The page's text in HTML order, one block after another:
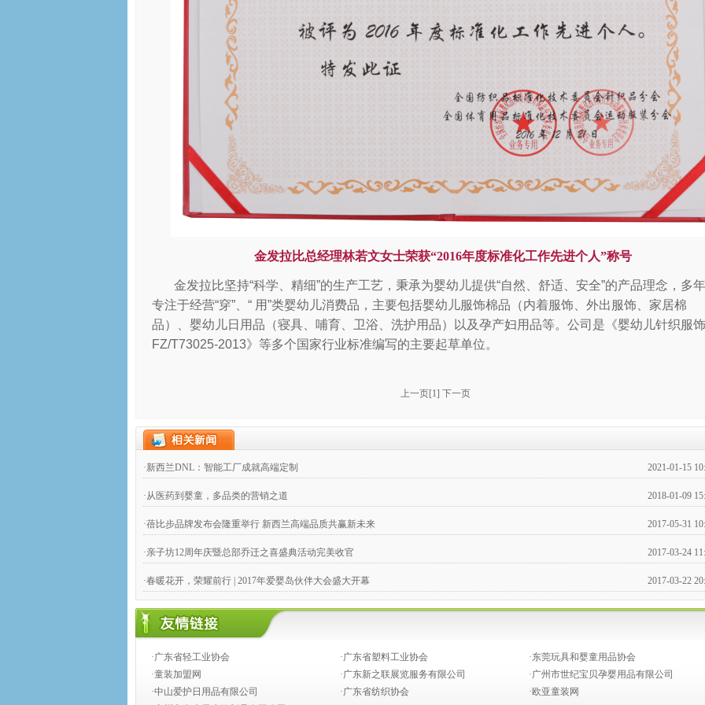
金发拉比总经理林若文女士荣获“2016年度标准化工作先进个人”称号
金发拉比坚持“科学、精细”的生产工艺，秉承为婴幼儿提供“自然、舒适、安全”的产品理念，多
专注于经营“穿” “ 用”类婴幼儿消费品，主要包括婴幼儿服饰棉品（内着服饰、外出服饰、家居棉
品）、婴幼儿日用品（寝具、哺育、卫浴、洗护用品）以及孕产妇用品等。公司是《婴幼儿针织服饰
FZ/T73025-2013》等多个国家行业标准编写的主要起草单位。
上一页[1] 下一页
·新西兰DNL：智能工厂成就高端定制 2021-01-15
·从医药到婴童，多品类的营销之道 2018-01-09
·蓓比步品牌发布会隆重举行 新西兰高端品质共赢新未来 2017-05-31
·亲子坊12周年庆暨总部乔迁之喜盛典活动完美收官 2017-03-24
·春暖花开，荣耀前行 | 2017年爱婴岛伙伴大会盛大开幕 2017-03-22
·【喜讯】金发拉比荣获2016年度标准化工作先进单位！ 2017-02-09
·123baby总部9月17日正式迁至广州啦！
·卓儿2017年春夏新品发布会暨订货会成功落下帷幕！
·广东省轻工业协会 ·广东省塑料工业协会
·东莞玩具和婴童用品协会
·童装加盟网
·广东新之联展览服务有限公司
·广州市世纪宝贝孕婴用品有限公司
·中山爱护日用品有限公司
·广东省纺织协会
·欧亚童装网